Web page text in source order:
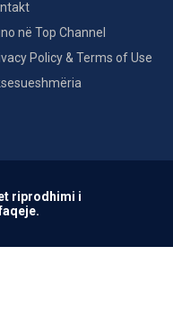
në Top Channel
Policy & Terms of Use
riprodhimi i